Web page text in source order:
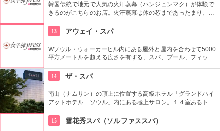
韓国伝統で地元で人気の火汗蒸幕（ハンジュンマク）が体験で
きるのがこちらのお店。火汗蒸幕は体の芯まであったまり、汗
素や老廃物をたくさん出すことができるので旅の疲れもリフレ
ッシュできます。日本語も対応していますので、初めての方も
安心ですね。美容と健康にぜひ。
13 アウェイ・スパ
Wソウル・ウォーカーヒル内にある屋外と屋内を合わせて5000
平方メートルを超える広さを有する、スパ、プール、フィット
古代アーユルヴェーダのトリートメントなど様々な技法をとり
いれたトリートメントやマッサージをうけられる。露天風呂か
らは韓国の市内が一望てきておすすめ。
14 ザ・スパ
南山（ナムサン）の頂上に位置する高級ホテル「グランドハイ
アットホテル ソウル」内にある極上サロン。１４室あるトリ
サージとアロマテラピーを融合させたプログラム。カップルで
一緒に受けられるカップルスイートも人気。
15 雪花秀スパ（ソルファススパ）